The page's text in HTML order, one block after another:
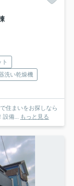
洗い乾燥機
住まいをお探しなら
設備... もっと見る